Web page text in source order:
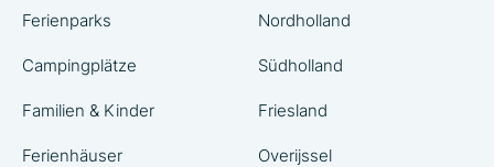
Ferienparks
Campingplätze
Familien & Kinder
Ferienhäuser
Nordholland
Südholland
Friesland
Overijssel